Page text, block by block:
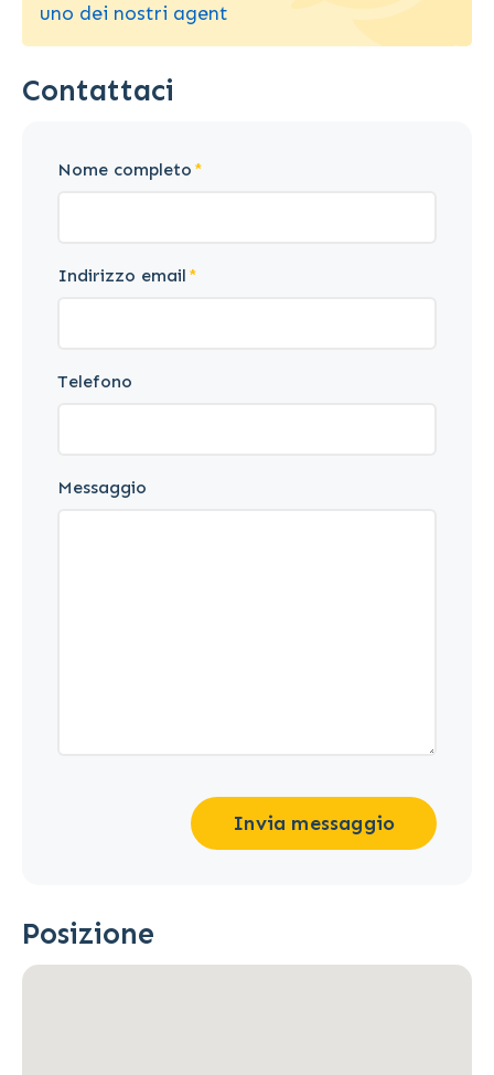
uno dei nostri agent
Contattaci
Nome completo
Indirizzo email
Telefono
Messaggio
Invia messaggio
Posizione